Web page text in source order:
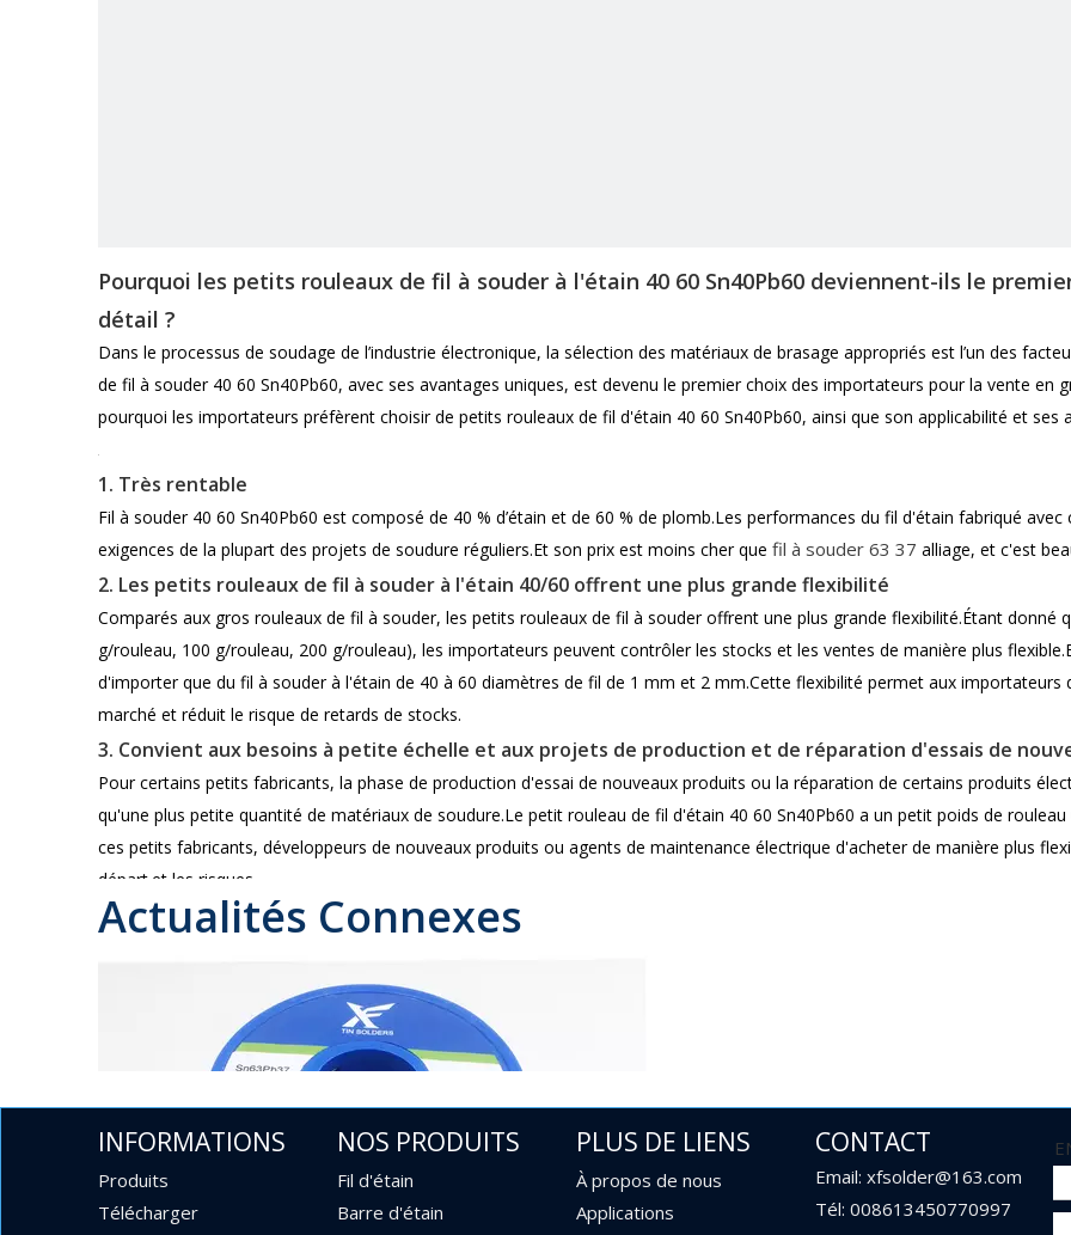
Pourquoi les petits rouleaux de fil à souder à l'étain 40 60 Sn40Pb60 deviennent-ils le
détail ?
Dans le processus de soudage de l’industrie électronique, la sélection des matériaux de brasage appropriés est l’un des
de fil à souder 40 60 Sn40Pb60, avec ses avantages uniques, est devenu le premier choix des importateurs pour la vente
pourquoi les importateurs préfèrent choisir de petits rouleaux de fil d'étain 40 60 Sn40Pb60, ainsi que son applicabilité et ses
1. Très rentable
Fil à souder 40 60 Sn40Pb60 est composé de 40 % d’étain et de 60 % de plomb.Les performances du fil d'étain fabriqué
exigences de la plupart des projets de soudure réguliers.Et son prix est moins cher que fil à souder 63 37 alliage, et c'est
2. Les petits rouleaux de fil à souder à l'étain 40/60 offrent une plus grande flexibilité
Comparés aux gros rouleaux de fil à souder, les petits rouleaux de fil à souder offrent une plus grande flexibilité.Étant donné
g/rouleau, 100 g/rouleau, 200 g/rouleau), les importateurs peuvent contrôler les stocks et les ventes de manière plus
d'importer que du fil à souder à l'étain de 40 à 60 diamètres de fil de 1 mm et 2 mm.Cette flexibilité permet aux importateurs
marché et réduit le risque de retards de stocks.
3. Convient aux besoins à petite échelle et aux projets de production et de réparation d'essais de
Pour certains petits fabricants, la phase de production d'essai de nouveaux produits ou la réparation de certains produits
qu'une plus petite quantité de matériaux de soudure.Le petit rouleau de fil d'étain 40 60 Sn40Pb60 a un petit poids de
ces petits fabricants, développeurs de nouveaux produits ou agents de maintenance électrique d'acheter de manière plus
départ.et les risques.
4. Réduire le gaspillage et les pertes
grands rouleaux de fil d'étain, les petits rouleaux de fil à souder 40 à 60 permettent de mieux contrôler ce gaspillage et cette
faible, la perte de qualité provoquée par l'exposition à long terme des pièces inutilisées à l'environnement peut être réduite.
5. Stockage et gestion pratiques
ou importateurs disposant d'un espace de stockage limité, le choix de petits rouleaux de fil d'étain peut permettre de mieux
l'efficacité du stockage.
Conclusion
Actualités Connexes
INFORMATIONS
Produits
Télécharger
NOS PRODUITS
Fil d'étain
Barre d'étain
PLUS DE LIENS
À propos de nous
Applications
CONTACT
Email: xfsolder@163.com
Tél: 008613450770997